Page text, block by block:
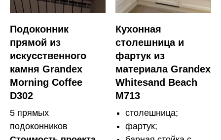
Подоконник
прямой из
искусственного
камня Grandex
Morning Coffee
D302
5 прямых
подоконников
Кухонная
столешница и
фартук из
материала Grandex
Whitesand Beach
M713
столешница;
фартук;